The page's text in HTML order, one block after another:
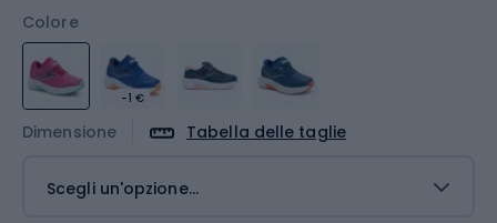
Colore
-1 €
Dimensione Tabella delle taglie
Scegli un'opzione...